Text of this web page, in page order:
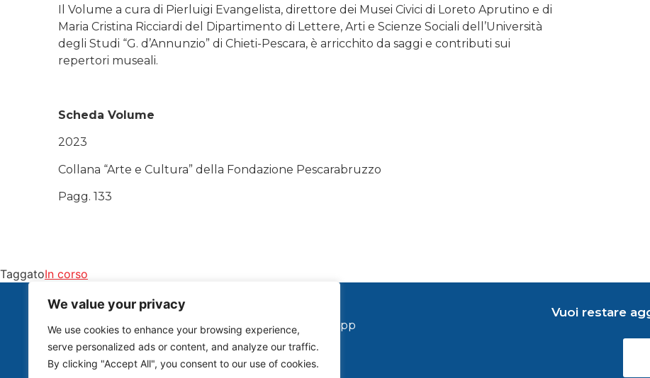
We value your privacy
We use cookies to enhance your browsing experience,
serve personalized ads or content, and analyze our traffic.
By clicking "Accept All", you consent to our use of cookies.
Il Volume a cura di Pierluigi Evangelista, direttore dei Musei Civici di Loreto Aprutino e di
Maria Cristina Ricciardi del Dipartimento di Lettere, Arti e Scienze Sociali dell’Università
degli Studi “G. d’Annunzio” di Chieti-Pescara, è arricchito da saggi e contributi sui
repertori museali.
Scheda Volume
2023
Collana “Arte e Cultura” della Fondazione Pescarabruzzo
Pagg. 133
TaggatoIn corso
info@studiobegnini.it
Roberto Begnini tel. +39 348 4105409 Whatsapp
Federica Artusi tel. +39 328 6975261
Carmen Vicinanza tel. +39 333 7265294
Vuoi restare